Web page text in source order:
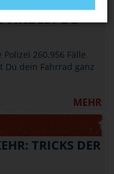
FINDEST DU
260.956 Fälle
Du dein Fahrrad ganz
MEHR
TRICKS DER